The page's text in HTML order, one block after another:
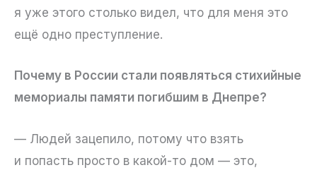
я уже этого столько видел, что для меня это
ещё одно преступление.
Почему в России стали появляться стихийные
мемориалы памяти погибшим в Днепре?
— Людей зацепило, потому что взять
и попасть просто в какой-то дом — это,